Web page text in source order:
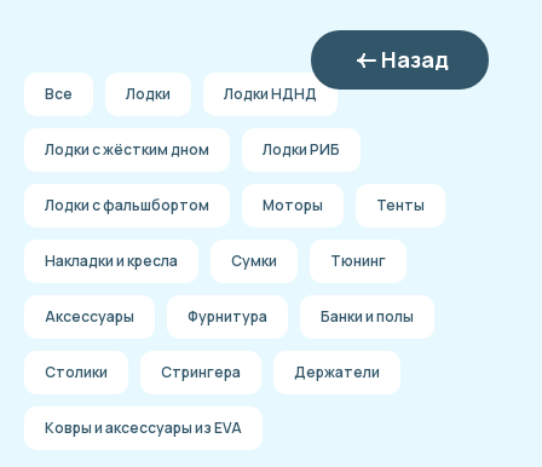
Назад
Все Лодки Лодки НДНД
Лодки с жёстким дном Лодки РИБ
Лодки с фальшбортом Моторы Тенты
Накладки и кресла Сумки Тюнинг
Аксессуары Фурнитура Банки и полы
Столики Стрингера Держатели
Ковры и аксессуары из EVA